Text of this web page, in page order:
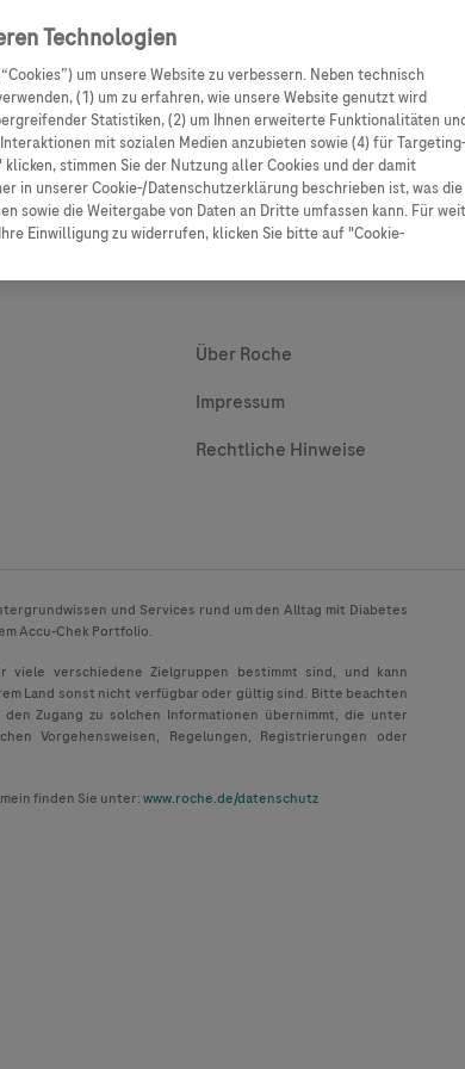
bestellen CGM Sensor Produkte
Über Roche
Impressum
Rechtliche Hinweise
und Services rund um den Alltag mit Diabetes
Accu-Chek Portfolio.
verschiedene Zielgruppen bestimmt sind, und kann
Land sonst nicht verfügbar oder gültig sind. Bitte beachten
Zugang zu solchen Informationen übernimmt, die unter
Vorgehensweisen, Regelungen, Registrierungen oder
finden Sie unter:www.roche.de/datenschutz
Technologien
um unsere Website zu verbessern. Neben technisch
(1) um zu erfahren, wie unsere Website genutzt wird
Statistiken, (2) um Ihnen erweiterte Funktionalitäten
mit sozialen Medien anzubieten sowie (4) für
stimmen Sie der Nutzung aller Cookies und der damit
in unserer Cookie-/Datenschutzerklärung beschrieben ist, was die
sowie die Weitergabe von Daten an Dritte umfassen kann. Für
Einwilligung zu widerrufen, klicken Sie bitte auf "Cookie-